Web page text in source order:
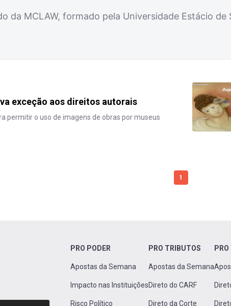
da MCLAW, formado pela Universidade Estácio de
exceção aos direitos autorais
permitir o uso de imagens de obras por museus
1
PRO PODER
Apostas da Semana
Impacto nas Instituições
Risco Político
PRO TRIBUTOS
Apostas da Semana
Direto do CARF
Direto da Corte